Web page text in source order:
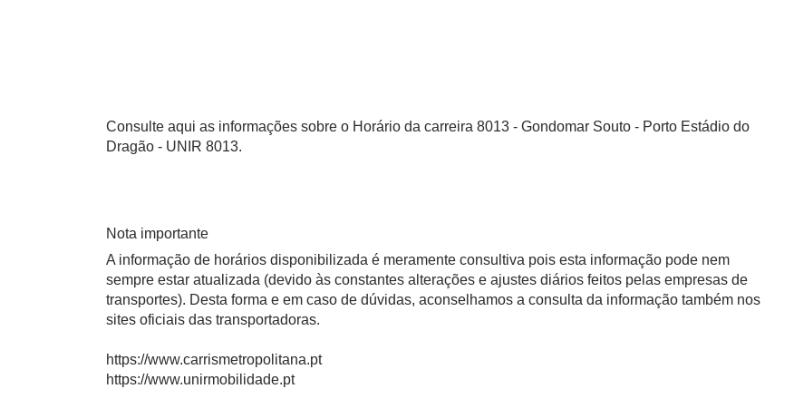
Consulte aqui as informações sobre o Horário da carreira 8013 - Gondomar Souto - Porto Estádio do
Dragão - UNIR 8013.
Nota importante
A informação de horários disponibilizada é meramente consultiva pois esta informação pode nem
sempre estar atualizada (devido às constantes alterações e ajustes diários feitos pelas empresas de
transportes). Desta forma e em caso de dúvidas, aconselhamos a consulta da informação também nos
sites oficiais das transportadoras.
https://www.carrismetropolitana.pt
https://www.unirmobilidade.pt